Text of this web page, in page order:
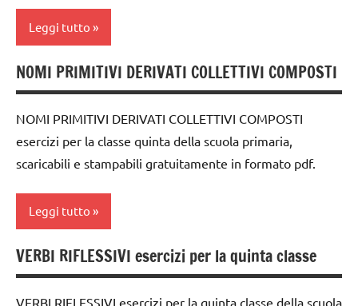
TUTTI GLI
ARGOMENTI
PER ETA'
TUTTI GLI
ARTICOLI
classe
4a
5a
6
anni
grammatica
Waldorf
Leggi tutto
classe
5a
dai
6
anni
DOWNLOAD
grammatica
italiano
NOMI PRIMITIVI DERIVATI COLLETTIVI COMPOSTI
NOMI PRIMITIVI DERIVATI COLLETTIVI COMPOSTI
esercizi per la classe quinta della scuola primaria,
scaricabili e stampabili gratuitamente in formato pdf.
Leggi tutto
classe
5a
VERBI RIFLESSIVI esercizi per la quinta classe
VERBI RIFLESSIVI esercizi per la quinta classe della scuola